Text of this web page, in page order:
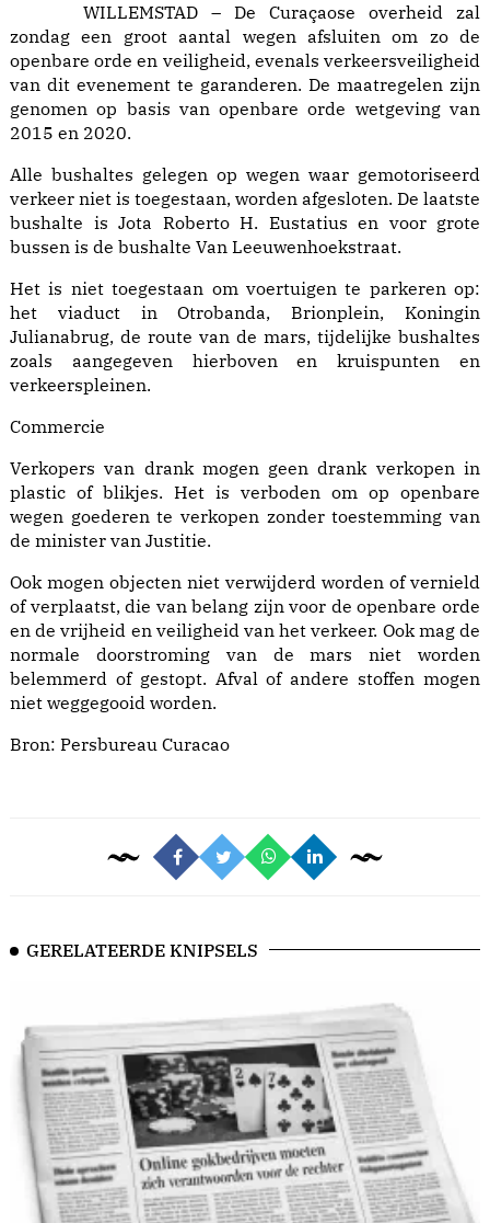
WILLEMSTAD – De Curaçaose overheid zal
zondag een groot aantal wegen afsluiten om zo de
openbare orde en veiligheid, evenals verkeersveiligheid
van dit evenement te garanderen. De maatregelen zijn
genomen op basis van openbare orde wetgeving van
2015 en 2020.
Alle bushaltes gelegen op wegen waar gemotoriseerd
verkeer niet is toegestaan, worden afgesloten. De laatste
bushalte is Jota Roberto H. Eustatius en voor grote
bussen is de bushalte Van Leeuwenhoekstraat.
Het is niet toegestaan om voertuigen te parkeren op:
het viaduct in Otrobanda, Brionplein, Koningin
Julianabrug, de route van de mars, tijdelijke bushaltes
zoals aangegeven hierboven en kruispunten en
verkeerspleinen.
Commercie
Verkopers van drank mogen geen drank verkopen in
plastic of blikjes. Het is verboden om op openbare
wegen goederen te verkopen zonder toestemming van
de minister van Justitie.
Ook mogen objecten niet verwijderd worden of vernield
of verplaatst, die van belang zijn voor de openbare orde
en de vrijheid en veiligheid van het verkeer. Ook mag de
normale doorstroming van de mars niet worden
belemmerd of gestopt. Afval of andere stoffen mogen
niet weggegooid worden.
Bron: Persbureau Curacao
GERELATEERDE KNIPSELS